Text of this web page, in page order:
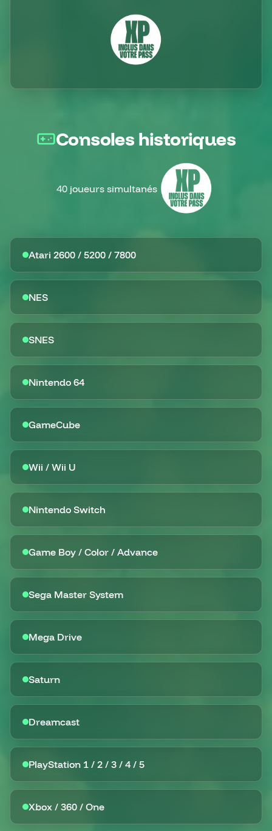
Consoles historiques
40 joueurs simultanés
Atari 2600 / 5200 / 7800
NES
SNES
Nintendo 64
GameCube
Wii / Wii U
Nintendo Switch
Game Boy / Color / Advance
Sega Master System
Mega Drive
Saturn
Dreamcast
PlayStation 1 / 2 / 3 / 4 / 5
Xbox / 360 / One